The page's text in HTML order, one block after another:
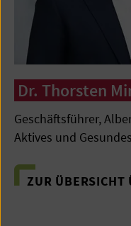
Dr. Thorsten
Geschäftsführer,
Aktives und
ZUR ÜBERSICHT